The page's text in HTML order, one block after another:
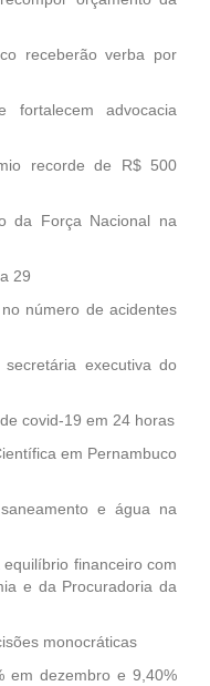
receberão verba por
fortalecem advocacia
recorde de R$ 500
da Força Nacional na
29
número de acidentes
executiva do
covid-19 em 24 horas
em Pernambuco
e água na
financeiro com
e da Procuradoria da
monocráticas
em dezembro e 9,40%